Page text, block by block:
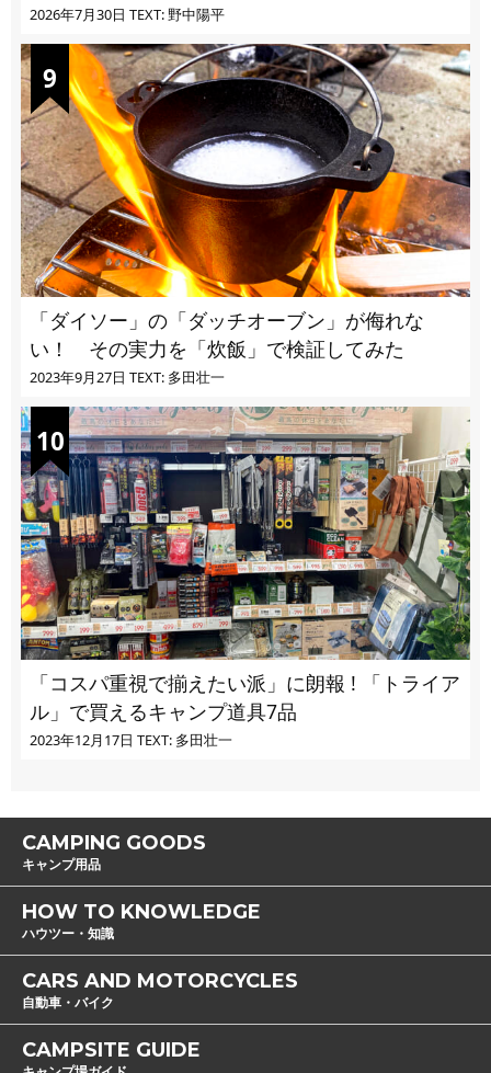
2026年7月30日 TEXT: 野中陽平
「ダイソー」の「ダッチオーブン」が侮れな
い！ その実力を「炊飯」で検証してみた
2023年9月27日 TEXT: 多田壮一
「コスパ重視で揃えたい派」に朗報 ! 「トライア
ル」で買えるキャンプ道具7品
2023年12月17日 TEXT: 多田壮一
CAMPING GOODS
キャンプ用品
HOW TO KNOWLEDGE
ハウツー・知識
CARS AND MOTORCYCLES
自動車・バイク
CAMPSITE GUIDE